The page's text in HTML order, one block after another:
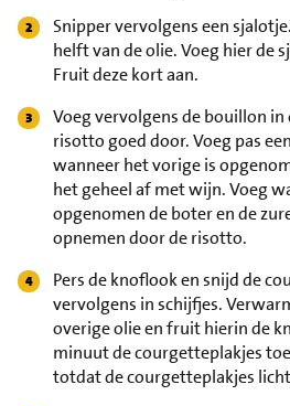
Snipper vervolgens een
helft van de olie. Voeg hier de
Fruit deze kort aan.
Voeg vervolgens de bouillon in
risotto goed door. Voeg pas
wanneer het vorige is
het geheel af met wijn. Voeg
opgenomen de boter en de
opnemen door de risotto.
Pers de knoflook en snijd de
vervolgens in schijfjes.
overige olie en fruit hierin de
minuut de courgetteplakjes
totdat de courgetteplakjes